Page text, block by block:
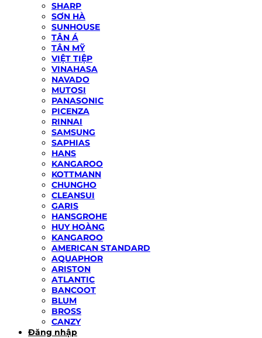
SHARP
SƠN HÀ
SUNHOUSE
TÂN Á
TÂN MỸ
VIỆT TIỆP
VINAHASA
NAVADO
MUTOSI
PANASONIC
PICENZA
RINNAI
SAMSUNG
SAPHIAS
HANS
KANGAROO
KOTTMANN
CHUNGHO
CLEANSUI
GARIS
HANSGROHE
HUY HOÀNG
KANGAROO
AMERICAN STANDARD
AQUAPHOR
ARISTON
ATLANTIC
BANCOOT
BLUM
BROSS
CANZY
Đăng nhập